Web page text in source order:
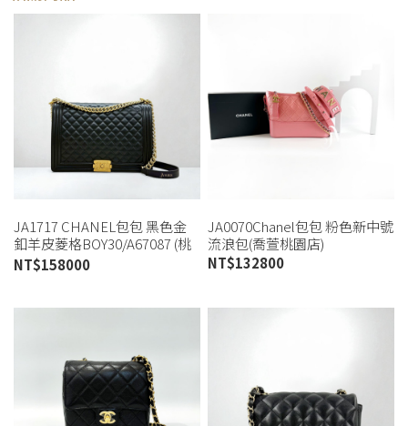
JA1717 CHANEL包包 黑色金
釦羊皮菱格BOY30/A67087 (桃
園店)
NT$158000
JA0070Chanel包包 粉色新中號
流浪包(喬萱桃園店)
NT$132800